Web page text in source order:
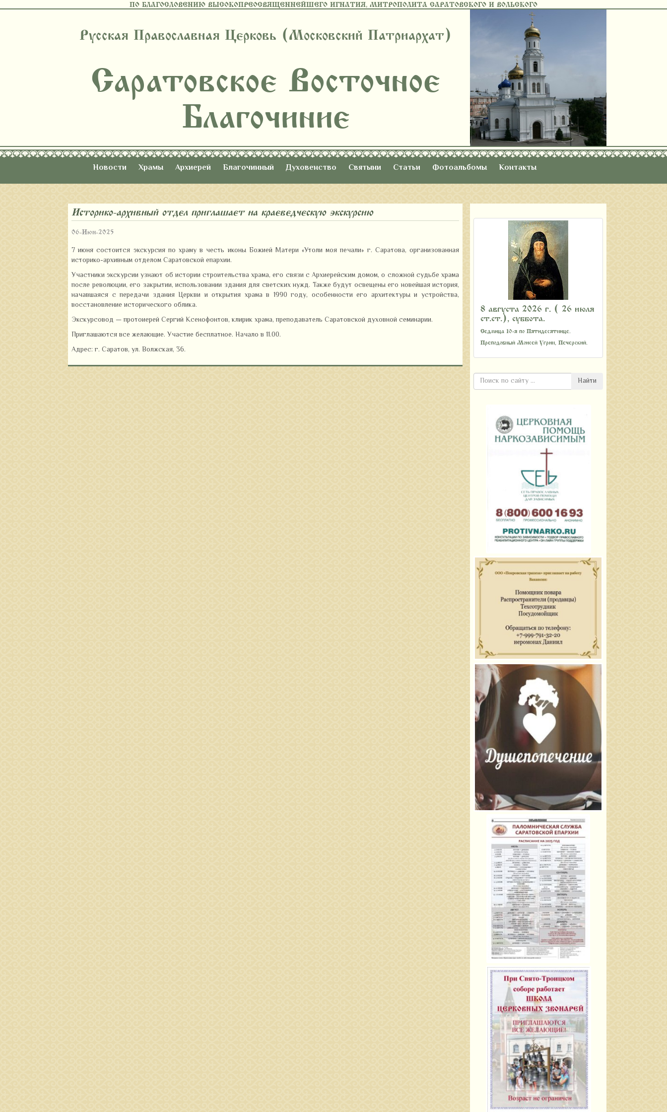
ПО БЛАГОСЛОВЕНИЮ ВЫСОКОПРЕОСВЯЩЕННЕЙШЕГО ИГНАТИЯ, МИТРОПОЛИТА САРАТОВСКОГО И ВОЛЬСКОГО
Русская Православная Церковь (Московский Патриархат)
Саратовское Восточное
Благочиние
Новости Храмы Архиерей Благочинный Духовенство Святыни Статьи Фотоальбомы Контакты
Историко-архивный отдел приглашает на краеведческую экскурсию
06-Июн-2025
7 июня состоится экскурсия по храму в честь иконы Божией Матери «Утоли моя печали» г. Саратова, организованная
историко-архивным отделом Саратовской епархии.
Участники экскурсии узнают об истории строительства храма, его связи с Архиерейским домом, о сложной судьбе храма
после революции, его закрытии, использовании здания для светских нужд. Также будут освещены его новейшая история,
начавшаяся с передачи здания Церкви и открытия храма в 1990 году, особенности его архитектуры и устройства,
восстановление исторического облика.
Экскурсовод — протоиерей Сергий Ксенофонтов, клирик храма, преподаватель Саратовской духовной семинарии.
Приглашаются все желающие. Участие бесплатное. Начало в 11.00.
Адрес: г. Саратов, ул. Волжская, 36.
8 августа 2026 г. ( 26 июля
ст.ст.), суббота.
Седмица 10-я по Пятидесятнице.
Преподобный Моисей Угрин, Печерский.
Найти